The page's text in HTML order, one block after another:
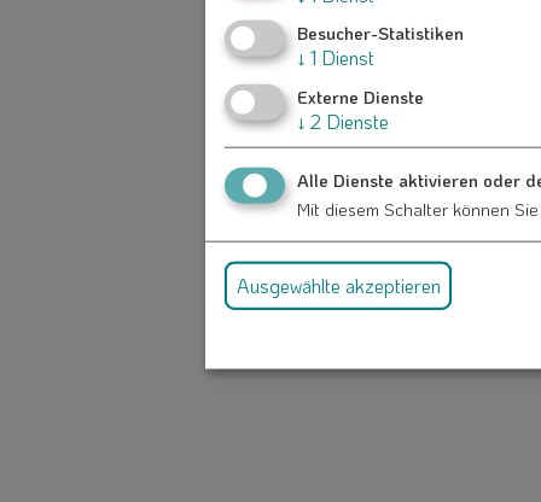
Besucher-Statistiken
↓ 1 Dienst
Externe Dienste
↓ 2 Dienste
Alle Dienste aktivieren oder
Mit diesem Schalter können
Ausgewählte akzeptieren